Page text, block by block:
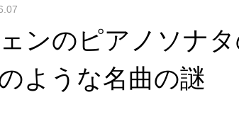
ンのピアノソナ
ような名曲の謎